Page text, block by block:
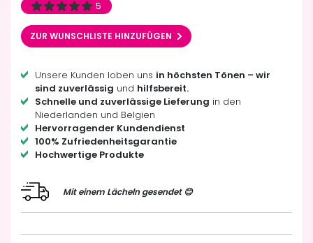
5
ZUR WUNSCHLISTE HINZUFÜGEN
Unsere Kunden loben uns in höchsten Tönen – wir
sind zuverlässig und hilfsbereit.
Schnelle und zuverlässige Lieferung in den
Niederlanden und Belgien
Hervorragender Kundendienst
100% Zufriedenheitsgarantie
Hochwertige Produkte
Mit einem Lächeln gesendet 😊